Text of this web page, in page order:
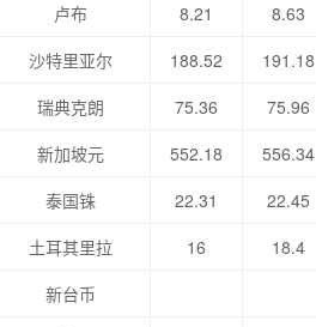
卢布
8.21 8.63
沙特里亚尔
188.52 191.18
瑞典克朗
75.36 75.96
新加坡元
552.18 556.34
泰国铢
22.31 22.45
土耳其里拉
16 18.4
新台币